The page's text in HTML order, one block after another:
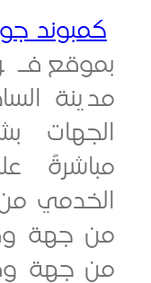
جوارأول
فـريد
السادات
بشوارع
على
وڤيلات
وقصر